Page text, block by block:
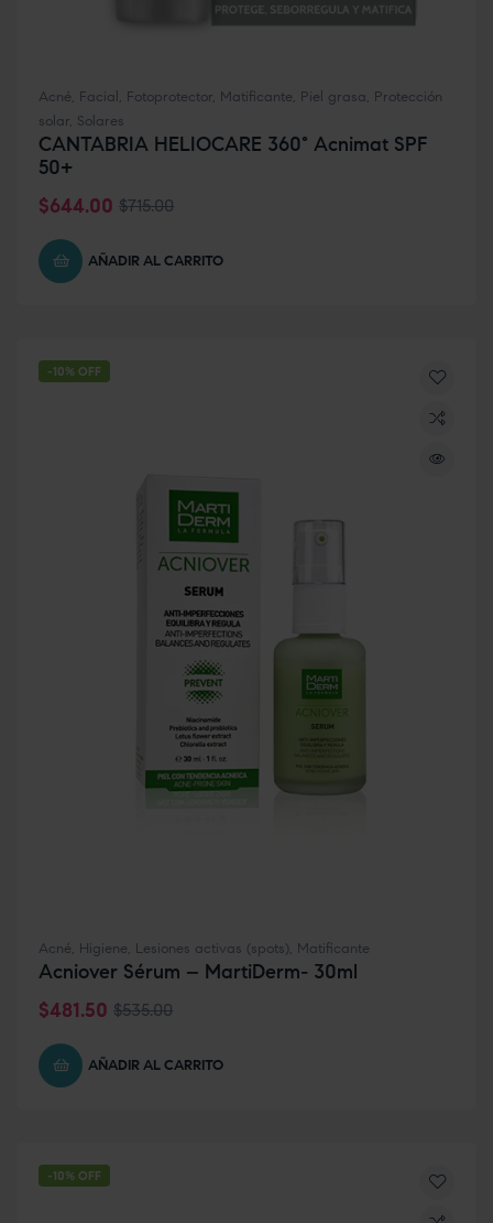
Acné, Facial , Fotoprotector, Matificante, Piel grasa, Protección
solar, Solares
CANTABRIA HELIOCARE 360° Acnimat SPF
50+
$715.00
$644.00
AÑADIR AL CARRITO
-10% OFF
Acné, Higiene, Lesiones activas (spots), Matificante
Acniover Sérum – MartiDerm- 30ml
$535.00
$481.50
AÑADIR AL CARRITO
-10% OFF